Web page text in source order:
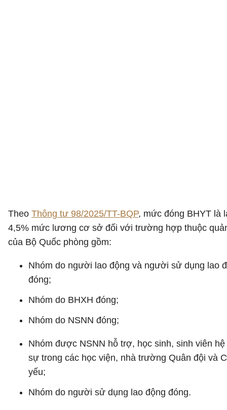
Theo Thông tư 98/2025/TT-BQP, mức đóng BHYT là
4,5% mức lương cơ sở đối với trường hợp thuộc
của Bộ Quốc phòng gồm:
Nhóm do người lao động và người sử dụng lao
đóng;
Nhóm do BHXH đóng;
Nhóm do NSNN đóng;
Nhóm được NSNN hỗ trợ, học sinh, sinh viên hệ
sự trong các học viện, nhà trường Quân đội và
yếu;
Nhóm do người sử dụng lao động đóng.